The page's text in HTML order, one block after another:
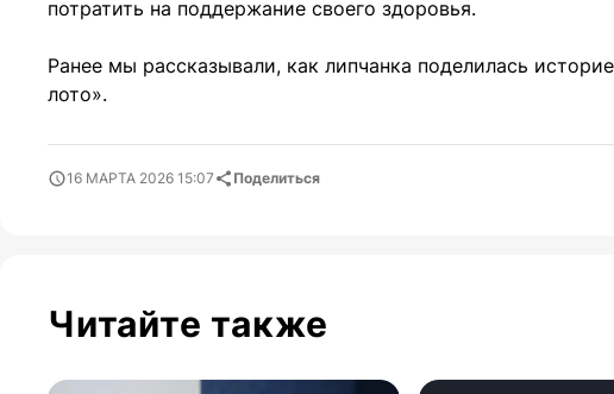
потратить на поддержание своего здоровья.
Ранее мы рассказывали, как липчанка поделилась
лото».
16 МАРТА 2026 15:07 Поделиться
Читайте также